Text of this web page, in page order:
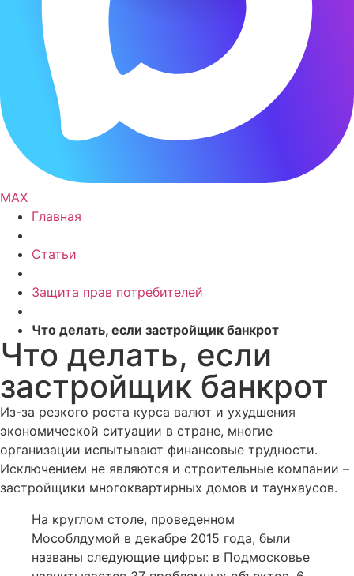
MAX
Главная
Статьи
Защита прав потребителей
Что делать, если застройщик банкрот
Что делать, если
застройщик банкрот
Из-за резкого роста курса валют и ухудшения
экономической ситуации в стране, многие
организации испытывают финансовые трудности.
Исключением не являются и строительные компании –
застройщики многоквартирных домов и таунхаусов.
На круглом столе, проведенном
Мособлдумой в декабре 2015 года, были
названы следующие цифры: в Подмосковье